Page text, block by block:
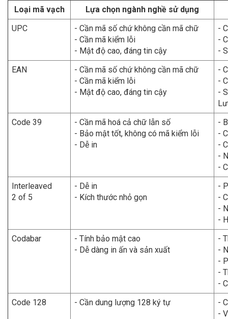
Loại mã vạch
Lựa chọn ngành nghề sử dụng
UPC
- Cần mã số chứ không cần mã chữ
- Cần mã kiểm lỗi
- Mật độ cao, đáng tin cậy
-
-
-
EAN
- Cần mã số chứ không cần mã chữ
- Cần mã kiểm lỗi
- Mật độ cao, đáng tin cậy
-
-
-
Code 39
- Cần mã hoá cả chữ lẫn số
- Bảo mật tốt, không có mã kiểm lỗi
- Dễ in
-
-
-
-
-
Interleaved
2 of 5
- Dễ in
- Kích thước nhỏ gọn
-
-
-
-
Codabar
- Tính bảo mật cao
- Dễ dàng in ấn và sản xuất
-
-
-
-
-
Code 128
- Cần dung lượng 128 ký tự
-
-